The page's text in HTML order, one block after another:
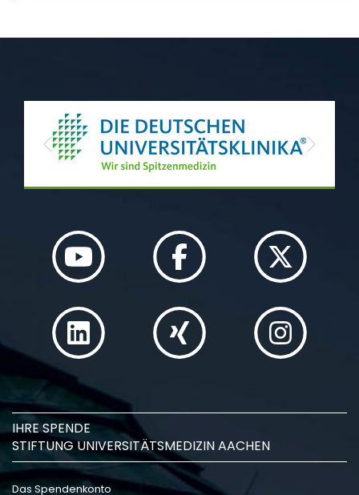
Previous Next
IHRE SPENDE
STIFTUNG UNIVERSITÄTSMEDIZIN AACHEN
Das Spendenkonto